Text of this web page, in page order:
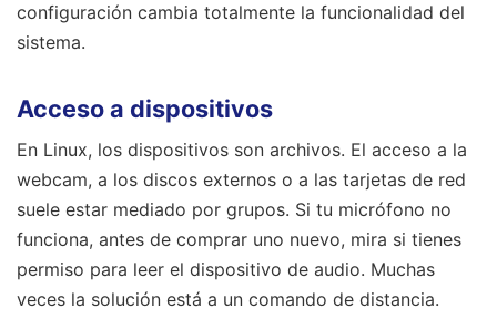
configuración cambia totalmente la funcionalidad del
sistema.
Acceso a dispositivos
En Linux, los dispositivos son archivos. El acceso a la
webcam, a los discos externos o a las tarjetas de red
suele estar mediado por grupos. Si tu micrófono no
funciona, antes de comprar uno nuevo, mira si tienes
permiso para leer el dispositivo de audio. Muchas
veces la solución está a un comando de distancia.